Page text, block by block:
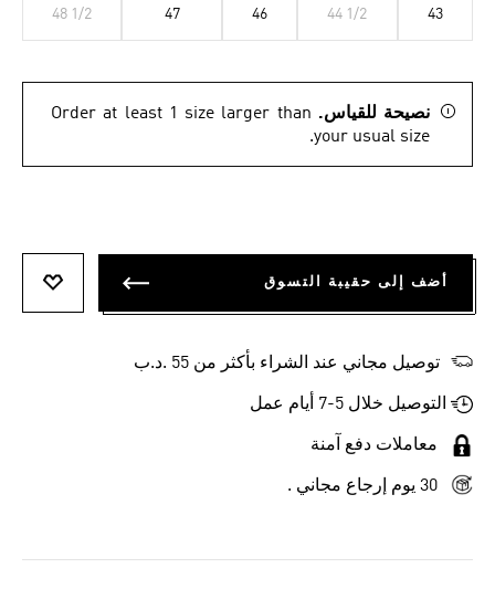
43
44 1/2
46
47
48 1/2
نصيحة للقياس. Order at least 1 size larger than
your usual size.
أضف إلى حقيبة التسوق
توصيل مجاني عند الشراء بأكثر من 55 .د.ب‎
التوصيل خلال 5-7 أيام عمل
معاملات دفع آمنة